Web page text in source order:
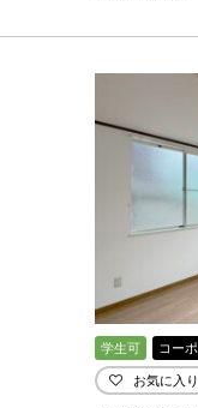
学生可 コーポ
お気に入り